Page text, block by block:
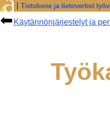
Käytännönjärjestelyt ja
Tietokone ja tietoverkot